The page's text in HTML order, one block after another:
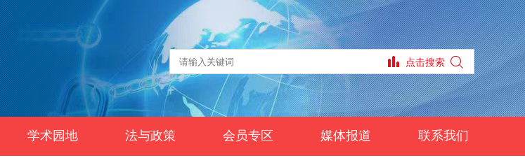
学术园地 法与政策 会员专区 媒体报道 联系我们